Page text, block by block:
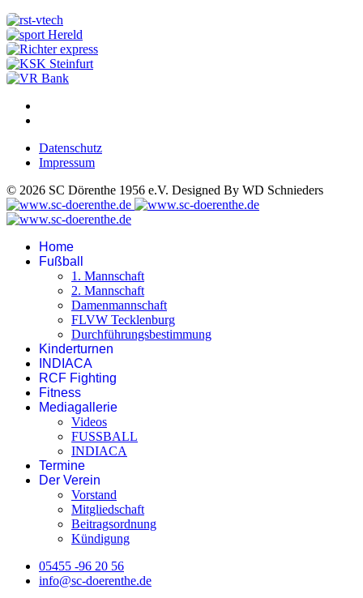
Datenschutz
Impressum
© 2026 SC Dörenthe 1956 e.V. Designed By WD Schnieders
Home
Fußball
1. Mannschaft
2. Mannschaft
Damenmannschaft
FLVW Tecklenburg
Durchführungsbestimmung
Kinderturnen
INDIACA
RCF Fighting
Fitness
Mediagallerie
Videos
FUSSBALL
INDIACA
Termine
Der Verein
Vorstand
Mitgliedschaft
Beitragsordnung
Kündigung
05455 -96 20 56
info@sc-doerenthe.de